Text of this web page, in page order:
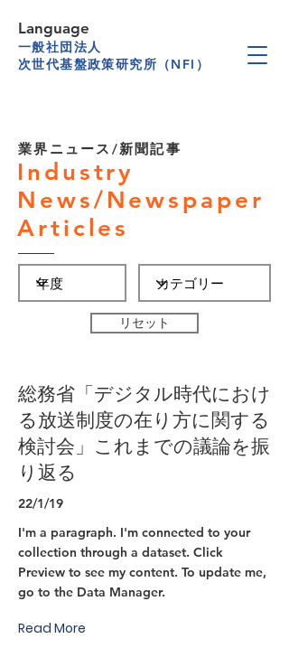
一般社団法人
次世代基盤政策研究所（NFI）
Language
業界ニュース/新聞記事
Industry
News/Newspaper
Articles
リセット
総務省「デジタル時代におけ
る放送制度の在り方に関する
検討会」これまでの議論を振
り返る
22/1/19
I'm a paragraph. I'm connected to your
collection through a dataset. Click
Preview to see my content. To update me,
go to the Data Manager.
Read More